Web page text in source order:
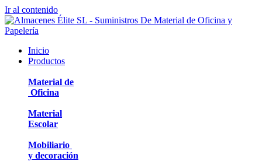
Ir al contenido
Inicio
Productos
Material de
Oficina
Material
Escolar
Mobiliario
y decoración